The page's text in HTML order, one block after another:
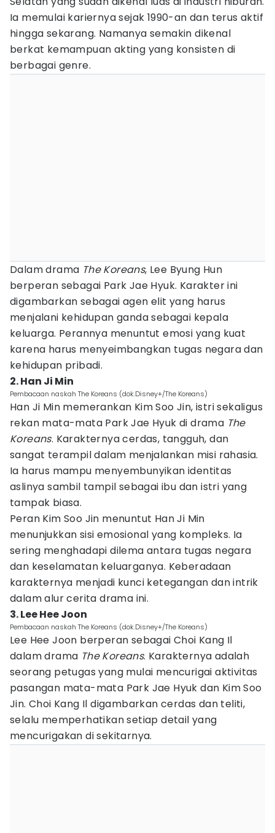
Ia memulai kariernya sejak 1990-an dan terus aktif
hingga sekarang. Namanya semakin dikenal
berkat kemampuan akting yang konsisten di
berbagai genre.
Dalam drama The Koreans, Lee Byung Hun
berperan sebagai Park Jae Hyuk. Karakter ini
digambarkan sebagai agen elit yang harus
menjalani kehidupan ganda sebagai kepala
keluarga. Perannya menuntut emosi yang kuat
karena harus menyeimbangkan tugas negara dan
kehidupan pribadi.
2. Han Ji Min
Pembacaan naskah The Koreans (dok.Disney+/The Koreans)
Han Ji Min memerankan Kim Soo Jin, istri sekaligus
rekan mata-mata Park Jae Hyuk di drama The
Koreans. Karakternya cerdas, tangguh, dan
sangat terampil dalam menjalankan misi rahasia.
Ia harus mampu menyembunyikan identitas
aslinya sambil tampil sebagai ibu dan istri yang
tampak biasa.
Peran Kim Soo Jin menuntut Han Ji Min
menunjukkan sisi emosional yang kompleks. Ia
sering menghadapi dilema antara tugas negara
dan keselamatan keluarganya. Keberadaan
karakternya menjadi kunci ketegangan dan intrik
dalam alur cerita drama ini.
3. Lee Hee Joon
Pembacaan naskah The Koreans (dok.Disney+/The Koreans)
Lee Hee Joon berperan sebagai Choi Kang Il
dalam drama The Koreans. Karakternya adalah
seorang petugas yang mulai mencurigai aktivitas
pasangan mata-mata Park Jae Hyuk dan Kim Soo
Jin. Choi Kang Il digambarkan cerdas dan teliti,
selalu memperhatikan setiap detail yang
mencurigakan di sekitarnya.